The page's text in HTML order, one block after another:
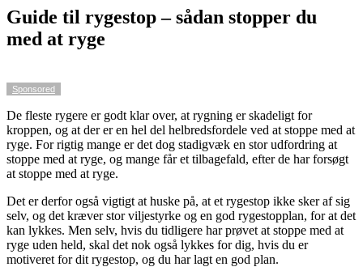
Guide til rygestop – sådan stopper du
med at ryge
Sponsored
De fleste rygere er godt klar over, at rygning er skadeligt for
kroppen, og at der er en hel del helbredsfordele ved at stoppe med at
ryge. For rigtig mange er det dog stadigvæk en stor udfordring at
stoppe med at ryge, og mange får et tilbagefald, efter de har forsøgt
at stoppe med at ryge.
Det er derfor også vigtigt at huske på, at et rygestop ikke sker af sig
selv, og det kræver stor viljestyrke og en god rygestopplan, for at det
kan lykkes. Men selv, hvis du tidligere har prøvet at stoppe med at
ryge uden held, skal det nok også lykkes for dig, hvis du er
motiveret for dit rygestop, og du har lagt en god plan.